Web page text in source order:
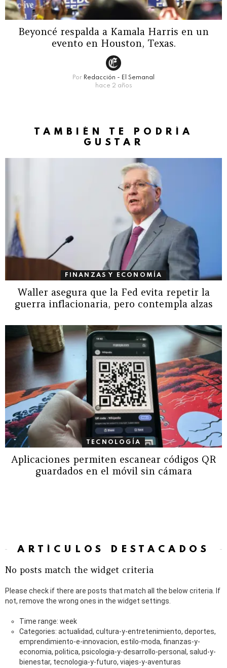
Beyoncé respalda a Kamala Harris en un
evento en Houston, Texas.
Por Redacción - El Semanal
hace 2 años
TAMBIÉN TE PODRÍA
GUSTAR
FINANZAS Y ECONOMÍA
Waller asegura que la Fed evita repetir la
guerra inflacionaria, pero contempla alzas
TECNOLOGÍA
Aplicaciones permiten escanear códigos QR
guardados en el móvil sin cámara
ARTÍCULOS DESTACADOS
No posts match the widget criteria
Please check if there are posts that match all the below criteria. If
not, remove the wrong ones in the widget settings.
Time range: week
Categories: actualidad, cultura-y-entretenimiento, deportes,
emprendimiento-e-innovacion, estilo-moda, finanzas-y-
economia, politica, psicologia-y-desarrollo-personal, salud-y-
bienestar, tecnologia-y-futuro, viajes-y-aventuras